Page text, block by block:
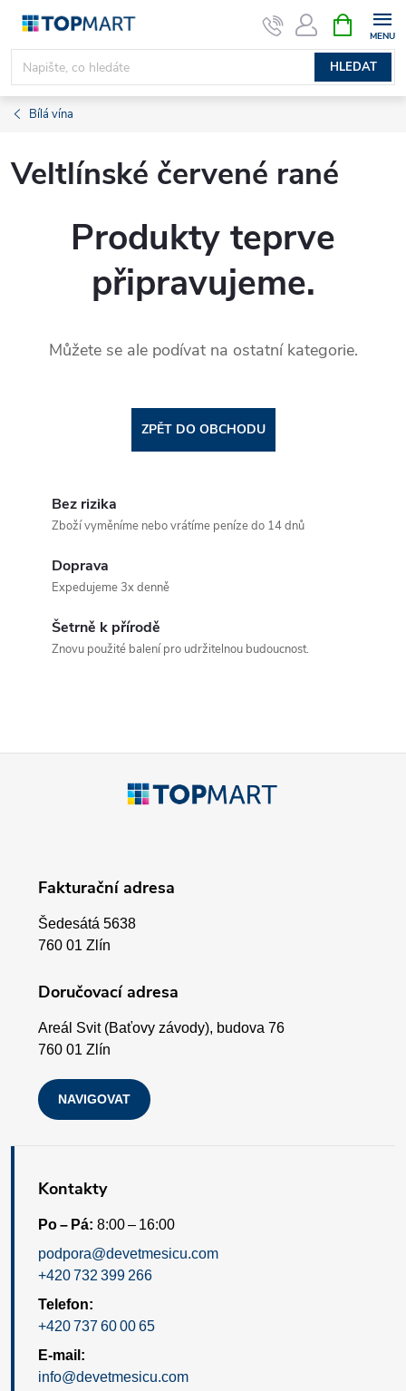
Přejít
obsah
HLEDAT
NÁKUPNÍ
KOŠÍK
Bílá vína
Veltlínské červené rané
Produkty teprve
připravujeme.
Můžete se ale podívat na ostatní kategorie.
ZPĚT DO OBCHODU
Bez rizika
Zboží vyměníme nebo vrátíme peníze do 14 dnů
Doprava
Expedujeme 3x denně
Šetrně k přírodě
Znovu použité balení pro udržitelnou budoucnost.
Fakturační adresa
Šedesátá 5638
760 01 Zlín
Doručovací adresa
Areál Svit (Baťovy závody), budova 76
760 01 Zlín
NAVIGOVAT
Kontakty
Po – Pá: 8:00 – 16:00
podpora@devetmesicu.com
+420 732 399 266
Telefon:
+420 737 60 00 65
E-mail:
info@devetmesicu.com